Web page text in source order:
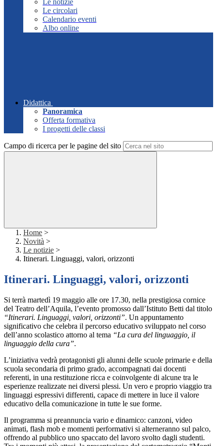
Le notizie
Le circolari
Calendario eventi
Albo online
Didattica
Panoramica
Offerta formativa
I progetti delle classi
Campo di ricerca per le pagine del sito
Home >
Novità >
Le notizie >
Itinerari. Linguaggi, valori, orizzonti
Itinerari. Linguaggi, valori, orizzonti
Si terrà martedì 19 maggio alle ore 17.30, nella prestigiosa cornice
del Teatro dell’Aquila, l’evento promosso dall’Istituto Betti dal titolo
“Itinerari. Linguaggi, valori, orizzonti”. Un appuntamento
significativo che celebra il percorso educativo sviluppato nel corso
dell’anno scolastico attorno al tema “La cura del linguaggio, il
linguaggio della cura”.
L’iniziativa vedrà protagonisti gli alunni delle scuole primarie e della
scuola secondaria di primo grado, accompagnati dai docenti
referenti, in una restituzione ricca e coinvolgente di alcune tra le
esperienze realizzate nei diversi plessi. Un vero e proprio viaggio tra
linguaggi espressivi differenti, capace di mettere in luce il valore
educativo della comunicazione in tutte le sue forme.
Il programma si preannuncia vario e dinamico: canzoni, video
animati, flash mob e momenti performativi si alterneranno sul palco,
offrendo al pubblico uno spaccato del lavoro svolto dagli studenti.